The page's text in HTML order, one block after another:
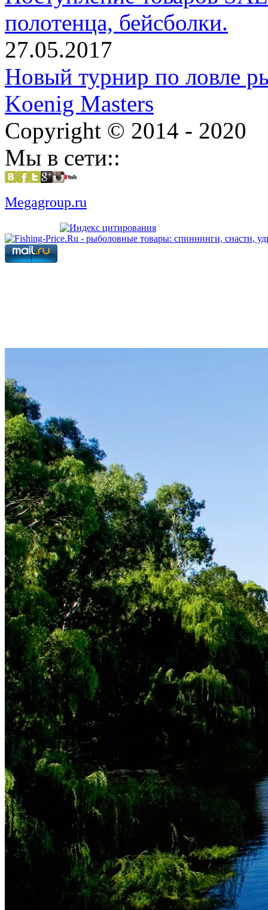
полотенца, бейсболки.
27.05.2017
Новый турнир по ловле
Koenig Masters
Copyright © 2014 - 2020
Мы в сети::
Megagroup.ru